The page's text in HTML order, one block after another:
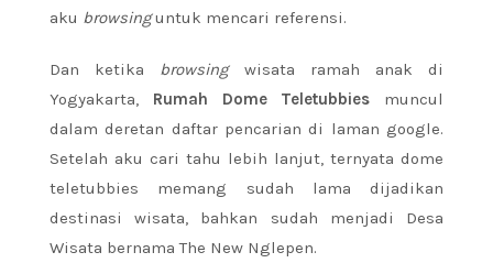
aku browsinguntuk mencari referensi.
Dan ketika browsing wisata ramah anak di
Yogyakarta, Rumah Dome Teletubbies muncul
dalam deretan daftar pencarian di laman google.
Setelah aku cari tahu lebih lanjut, ternyata dome
teletubbies memang sudah lama dijadikan
destinasi wisata, bahkan sudah menjadi Desa
Wisata bernama The New Nglepen.